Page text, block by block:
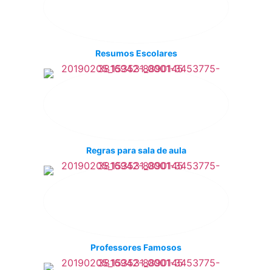
Resumos Escolares
Regras para sala de aula
Professores Famosos